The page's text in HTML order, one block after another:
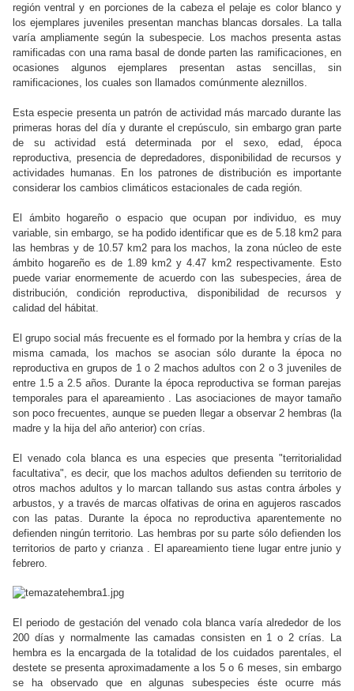
región ventral y en porciones de la cabeza el pelaje es color blanco y
los ejemplares juveniles presentan manchas blancas dorsales. La talla
varía ampliamente según la subespecie. Los machos presenta astas
ramificadas con una rama basal de donde parten las ramificaciones, en
ocasiones algunos ejemplares presentan astas sencillas, sin
ramificaciones, los cuales son llamados comúnmente aleznillos.
Esta especie presenta un patrón de actividad más marcado durante las
primeras horas del día y durante el crepúsculo, sin embargo gran parte
de su actividad está determinada por el sexo, edad, época
reproductiva, presencia de depredadores, disponibilidad de recursos y
actividades humanas. En los patrones de distribución es importante
considerar los cambios climáticos estacionales de cada región.
El ámbito hogareño o espacio que ocupan por individuo, es muy
variable, sin embargo, se ha podido identificar que es de 5.18 km2 para
las hembras y de 10.57 km2 para los machos, la zona núcleo de este
ámbito hogareño es de 1.89 km2 y 4.47 km2 respectivamente. Esto
puede variar enormemente de acuerdo con las subespecies, área de
distribución, condición reproductiva, disponibilidad de recursos y
calidad del hábitat.
El grupo social más frecuente es el formado por la hembra y crías de la
misma camada, los machos se asocian sólo durante la época no
reproductiva en grupos de 1 o 2 machos adultos con 2 o 3 juveniles de
entre 1.5 a 2.5 años. Durante la época reproductiva se forman parejas
temporales para el apareamiento . Las asociaciones de mayor tamaño
son poco frecuentes, aunque se pueden llegar a observar 2 hembras (la
madre y la hija del año anterior) con crías.
El venado cola blanca es una especies que presenta "territorialidad
facultativa", es decir, que los machos adultos defienden su territorio de
otros machos adultos y lo marcan tallando sus astas contra árboles y
arbustos, y a través de marcas olfativas de orina en agujeros rascados
con las patas. Durante la época no reproductiva aparentemente no
defienden ningún territorio. Las hembras por su parte sólo defienden los
territorios de parto y crianza . El apareamiento tiene lugar entre junio y
febrero.
El periodo de gestación del venado cola blanca varía alrededor de los
200 días y normalmente las camadas consisten en 1 o 2 crías. La
hembra es la encargada de la totalidad de los cuidados parentales, el
destete se presenta aproximadamente a los 5 o 6 meses, sin embargo
se ha observado que en algunas subespecies éste ocurre más